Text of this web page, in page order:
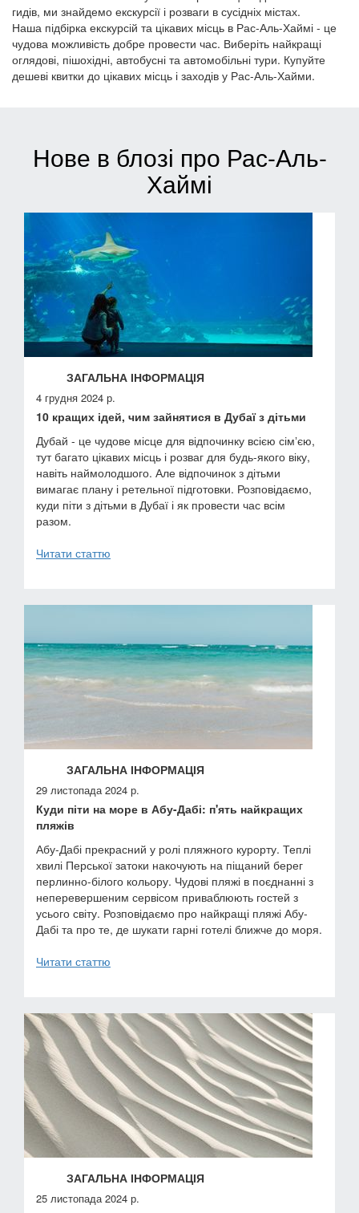
гидів, ми знайдемо екскурсії і розваги в сусідніх містах.
Наша підбірка екскурсій та цікавих місць в Рас-Аль-Хаймі - це
чудова можливість добре провести час. Виберіть найкращі
оглядові, пішохідні, автобусні та автомобільні тури. Купуйте
дешеві квитки до цікавих місць і заходів у Рас-Аль-Хайми.
Нове в блозі про Рас-Аль-
Хаймі
ЗАГАЛЬНА ІНФОРМАЦІЯ
4 грудня 2024 р.
10 кращих ідей, чим зайнятися в Дубаї з дітьми
Дубай - це чудове місце для відпочинку всією сімʼєю,
тут багато цікавих місць і розваг для будь-якого віку,
навіть наймолодшого. Але відпочинок з дітьми
вимагає плану і ретельної підготовки. Розповідаємо,
куди піти з дітьми в Дубаї і як провести час всім
разом.
Читати статтю
ЗАГАЛЬНА ІНФОРМАЦІЯ
29 листопада 2024 р.
Куди піти на море в Абу-Дабі: п'ять найкращих
пляжів
Абу-Дабі прекрасний у ролі пляжного курорту. Теплі
хвилі Перської затоки накочують на піщаний берег
перлинно-білого кольору. Чудові пляжі в поєднанні з
неперевершеним сервісом приваблюють гостей з
усього світу. Розповідаємо про найкращі пляжі Абу-
Дабі та про те, де шукати гарні готелі ближче до моря.
Читати статтю
ЗАГАЛЬНА ІНФОРМАЦІЯ
25 листопада 2024 р.